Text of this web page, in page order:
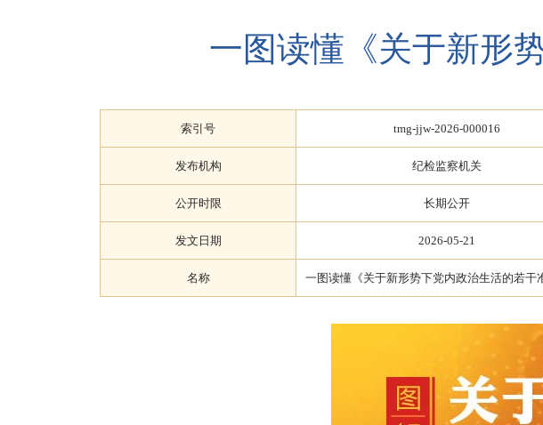
一图读懂《关于新形
索引号 tmg-jjw-2026-000016
发布机构 纪检监察机关
公开时限 长期公开
发文日期 2026-05-21
名称 一图读懂《关于新形势下党内政治生活的若干